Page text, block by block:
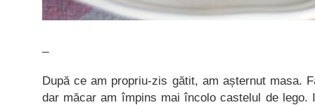
După ce am propriu-zis gătit, am așternut masa.
dar măcar am împins mai încolo castelul de lego.